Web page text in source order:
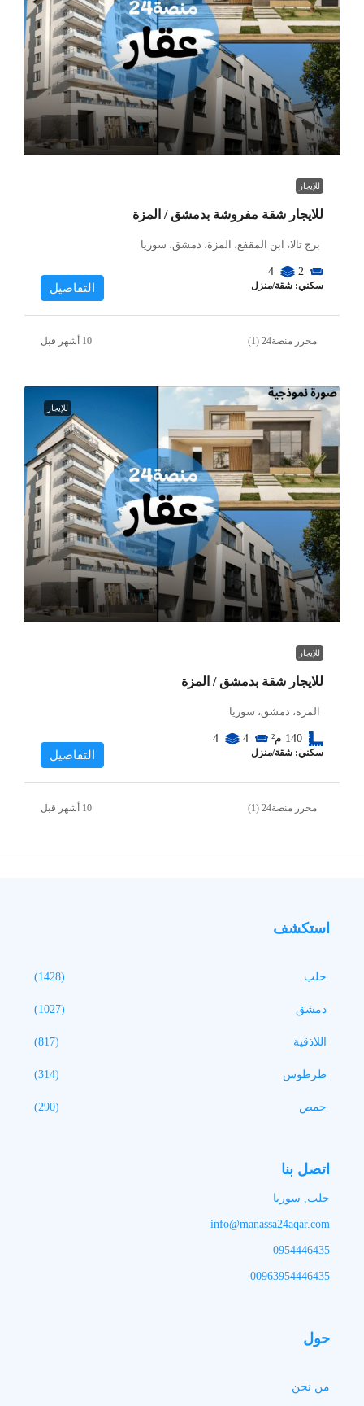
للإيجار
للايجار شقة مفروشة بدمشق / المزة
برج تالا، ابن المقفع، المزة، دمشق، سوريا
2
4
سكني: شقة/منزل التفاصيل
محرر منصة24 (1)
للإيجار
للإيجار
للايجار شقة بدمشق / المزة
المزة، دمشق، سوريا
140 م² 4
4
سكني: شقة/منزل التفاصيل
محرر منصة24 (1)
استكشف
حلب (1428)
دمشق (1027)
اللاذقية (817)
طرطوس (314)
حمص (290)
اتصل بنا
حلب, سوريا
info@manassa24aqar.com
0954446435
00963954446435
حول
من نحن